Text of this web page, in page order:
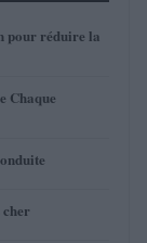
pour réduire la
Chaque